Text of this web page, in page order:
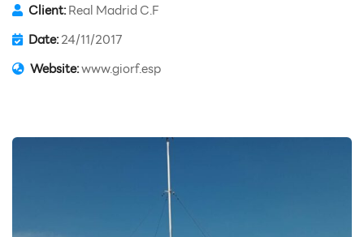
Client:Real Madrid C.F
Date:24/11/2017
Website:www.giorf.esp